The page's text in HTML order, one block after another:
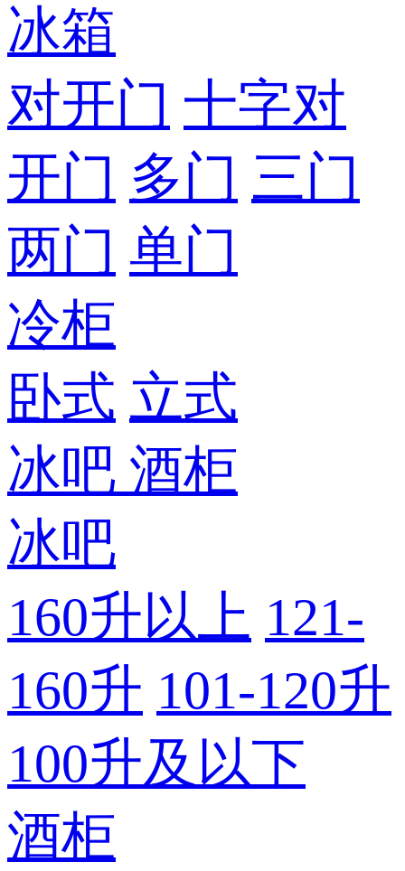
冰箱
对开门 十字对
开门 多门 三门
两门 单门
冷柜
卧式 立式
冰吧 酒柜
冰吧
160升以上 121-
160升 101-120升
100升及以下
酒柜